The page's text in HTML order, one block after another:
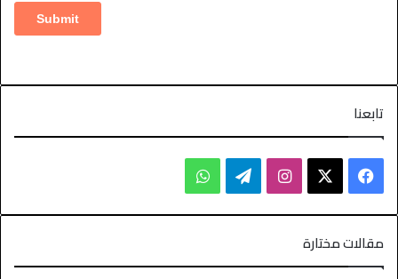
تابعنا
مقالات مختارة